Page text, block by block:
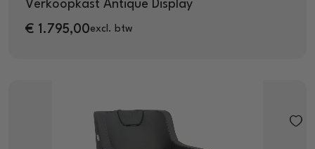
Verkoopkast Antique Display
€ 1.795,00excl. btw